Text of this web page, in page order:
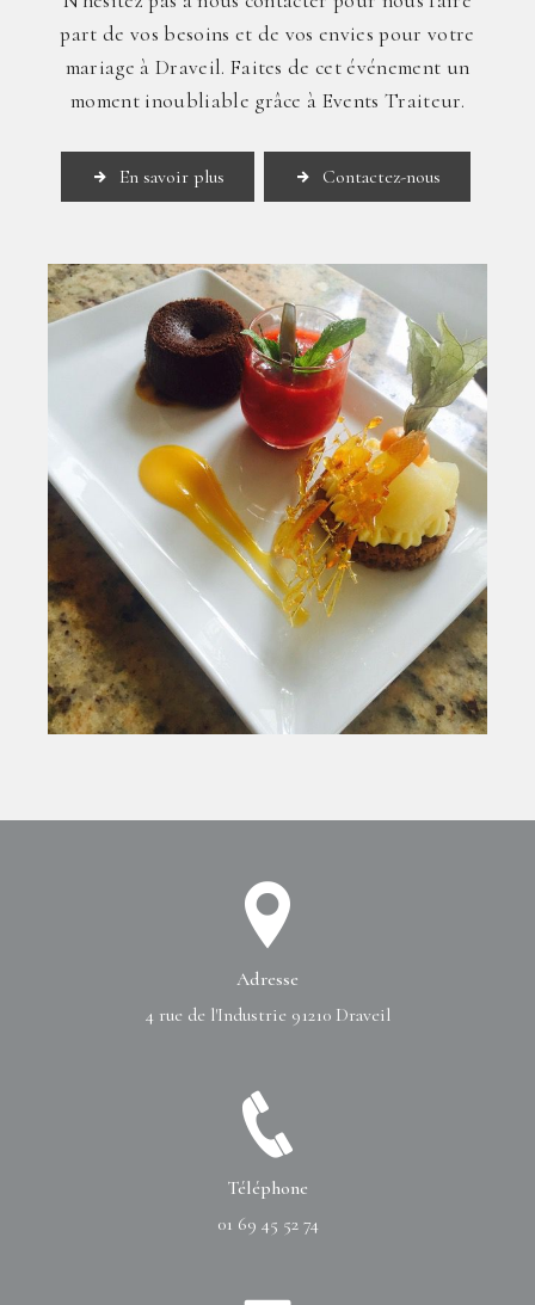
part de vos besoins et de vos envies pour votre
mariage à Draveil. Faites de cet événement un
moment inoubliable grâce à Events Traiteur.
En savoir plus Contactez-nous
Adresse
4 rue de l'Industrie 91210 Draveil
Téléphone
01 69 45 52 74